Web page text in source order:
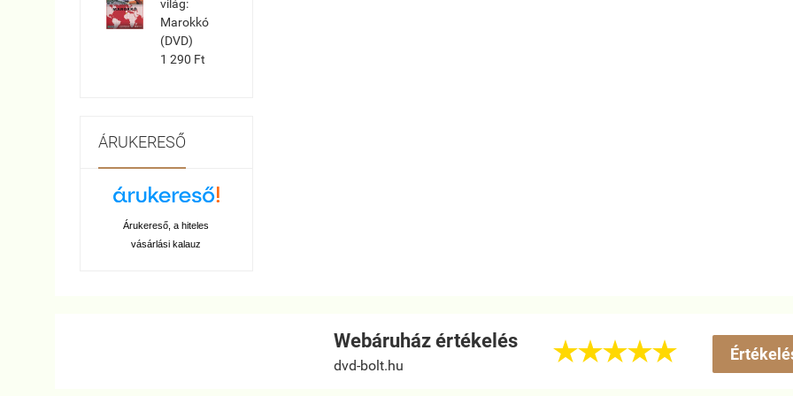
világ:
Marokkó
(DVD)
1 290 Ft
ÁRUKERESŐ
Árukereső, a hiteles
vásárlási kalauz
Webáruház értékelés
dvd-bolt.hu
